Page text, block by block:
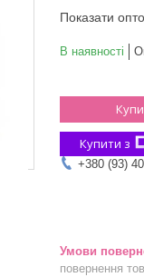
Показати
В наявності
Купити з
+380 (93)
повернення